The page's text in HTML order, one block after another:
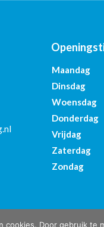
Maandag
Dinsdag
Woensdag
Donderdag
Vrijdag
Zaterdag
Zondag
cookies. Door gebruik